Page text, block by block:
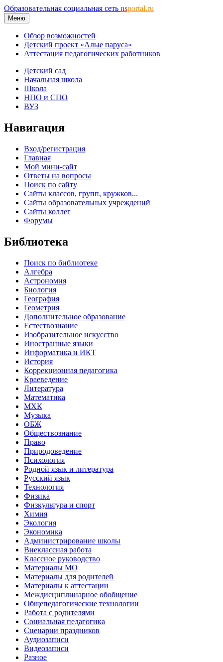
Образовательная социальная сеть nsportal.ru
Меню
Обзор возможностей
Детский проект «Алые паруса»
Аттестация педагогических работников
Детский сад
Начальная школа
Школа
НПО и СПО
ВУЗ
Навигация
Вход/регистрация
Главная
Мой мини-сайт
Ответы на вопросы
Поиск по сайту
Сайты классов, групп, кружков...
Сайты образовательных учреждений
Сайты коллег
Форумы
Библиотека
Поиск по библиотеке
Алгебра
Астрономия
Биология
География
Геометрия
Дополнительное образование
Естествознание
Изобразительное искусство
Иностранные языки
Информатика и ИКТ
История
Коррекционная педагогика
Краеведение
Литература
Математика
МХК
Музыка
ОБЖ
Обществознание
Право
Природоведение
Психология
Родной язык и литература
Русский язык
Технология
Физика
Физкультура и спорт
Химия
Экология
Экономика
Администрирование школы
Внеклассная работа
Классное руководство
Материалы МО
Материалы для родителей
Материалы к аттестации
Междисциплинарное обобщение
Общепедагогические технологии
Работа с родителями
Социальная педагогика
Сценарии праздников
Аудиозаписи
Видеозаписи
Разное